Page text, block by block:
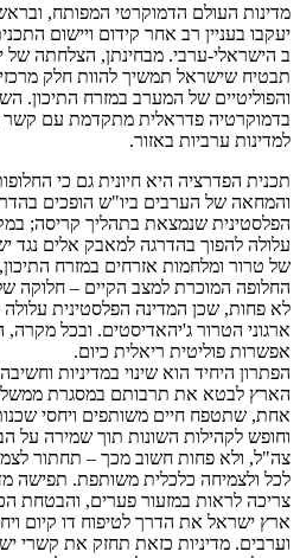
מדינות העולם הדמוקרטי המפותח,
יעקבו בעניין רב אחר קידום ויישום
ב הישראלי-ערבי. מבחינתן, הצלחתה של
תבטיח שישראל תמשיך להוות חלק
והפוליטיים של המערב במזרח התיכון.
בדמוקרטיה פדראלית מתקדמת עם קשר
למדינות ערביות באזור.
תכנית הפדרציה היא חיונית גם כי
והמחאה של הערבים ביו"ש הופכים
הפלסטינית שנמצאת בתהליך קריסה;
עלולה להפוך בהדרגה למאבק אלים נגד
של טרור ומלחמות אזרחים במזרח
החלופה המוכרת למצב הקיים – חלוקה
לא פחות, שכן המדינה הפלסטינית עלולה
ארגוני הטרור ג'יהאדיסטים. ובכל
אפשרות פוליטית ריאלית כיום.
הפתרון היחיד הוא שינוי במדיניות
הארץ לבטא את תרבותם במסגרת ממשל
אחת, שתטפח חיים משותפים ויחסי
וחופש לקהילות השונות תוך שמירה על
צה"ל, ולא פחות חשוב מכך – תחתור
לכל ולצמיחה כלכלית משותפת. תפישה
צריכה לראות במזעור פערים, והבטחת
ארץ ישראל את הדרך לטיפוח דו קיום
וערבים. מדיניות כזאת תחזק את קשרי